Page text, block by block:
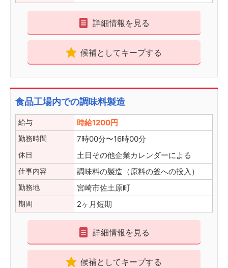
詳細情報を見る
候補としてキープする
食品工場内での調味料製造
給与 時給1200円
勤務時間 7時00分〜16時00分
休日 土日その他企業カレンダーによる
仕事内容 調味料の製造（原料の釜への投入）
勤務地 宮崎市佐土原町
期間 2ヶ月短期
詳細情報を見る
候補としてキープする